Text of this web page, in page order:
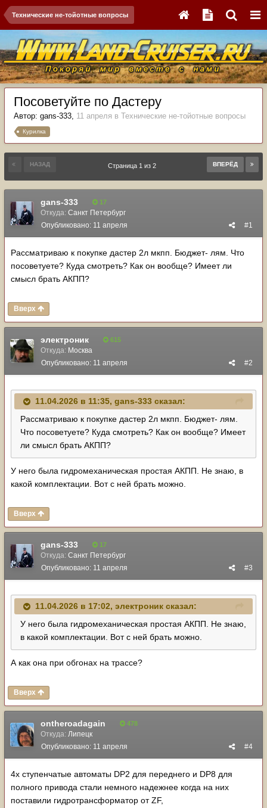
Технические не-тойотные вопросы
Посоветуйте по Дастеру
Автор: gans-333, 11 апреля в Технические не-тойотные вопросы
Курилка
НАЗАД ВПЕРЁД
Страница 1 из 2
gans-333 17
Откуда: Санкт Петербург
#1
Опубликовано: 11 апреля
Рассматриваю к покупке дастер 2л мкпп. Бюджет- лям. Что
посоветуете? Куда смотреть? Как он вообще? Имеет ли
смысл брать АКПП?
Вверх
электроник 615
Откуда: Москва
#2
Опубликовано: 11 апреля
11.04.2026 в 11:35, gans-333 сказал:
Рассматриваю к покупке дастер 2л мкпп. Бюджет- лям.
Что посоветуете? Куда смотреть? Как он вообще? Имеет
ли смысл брать АКПП?
У него была гидромеханическая простая АКПП. Не знаю, в
какой комплектации. Вот с ней брать можно.
Вверх
gans-333 17
Откуда: Санкт Петербург
#3
Опубликовано: 11 апреля
11.04.2026 в 17:02, электроник сказал:
У него была гидромеханическая простая АКПП. Не знаю,
в какой комплектации. Вот с ней брать можно.
А как она при обгонах на трассе?
Вверх
ontheroadagain 478
Откуда: Липецк
#4
Опубликовано: 11 апреля
4х ступенчатые автоматы DP2 для переднего и DP8 для
полного привода стали немного надежнее когда на них
поставили гидротрансформатор от ZF,